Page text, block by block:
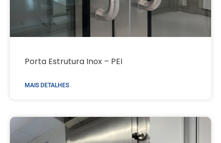
Porta Estrutura Inox – PEI
MAIS DETALHES